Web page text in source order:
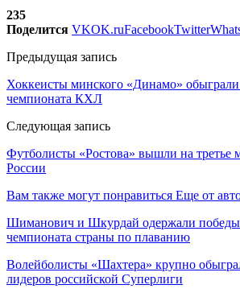
235
Поделится VKOK.ruFacebookTwitter
Предыдущая запись
Хоккеисты минского «Динамо»
чемпионата КХЛ
Следующая запись
Футболисты «Ростова» вышли на третье
России
Вам также могут понравиться Еще от
Шиманович и Шкурдай одержали победы
чемпионата страны по плаванию
Волейболисты «Шахтера» крупно
лидеров российской Суперлиги